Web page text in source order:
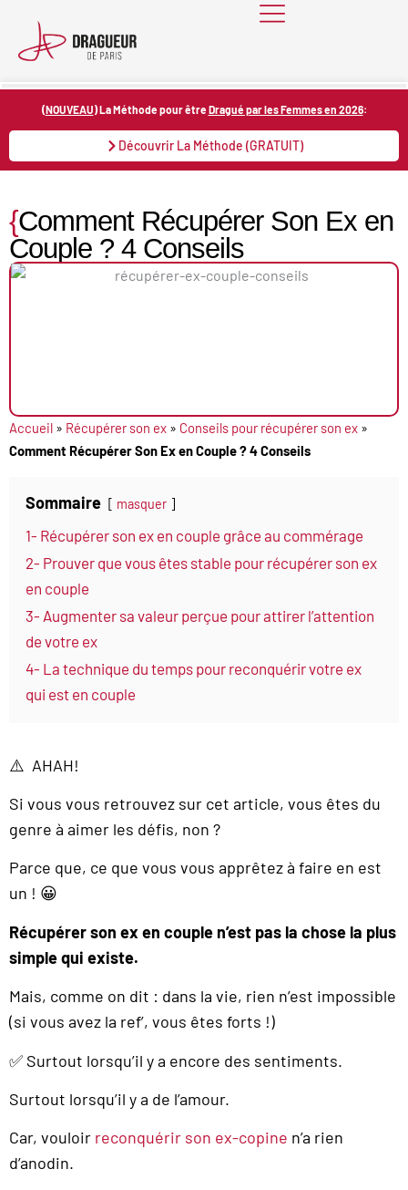
content
(NOUVEAU) La Méthode pour être Dragué par les Femmes en 2026:
Découvrir La Méthode (GRATUIT)
{Comment Récupérer Son Ex en
Couple ? 4 Conseils
Accueil » Récupérer son ex » Conseils pour récupérer son ex »
Comment Récupérer Son Ex en Couple ? 4 Conseils
Sommaire masquer
1- Récupérer son ex en couple grâce au commérage
2- Prouver que vous êtes stable pour récupérer son ex
en couple
3- Augmenter sa valeur perçue pour attirer l’attention
de votre ex
4- La technique du temps pour reconquérir votre ex
qui est en couple
⚠️ AHAH!
Si vous vous retrouvez sur cet article, vous êtes du
genre à aimer les défis, non ?
Parce que, ce que vous vous apprêtez à faire en est
un ! 😀
Récupérer son ex en couple n’est pas la chose la plus
simple qui existe.
Mais, comme on dit : dans la vie, rien n’est impossible
(si vous avez la ref’, vous êtes forts !)
✅ Surtout lorsqu’il y a encore des sentiments.
Surtout lorsqu’il y a de l’amour.
Car, vouloir reconquérir son ex-copine n’a rien
d’anodin.